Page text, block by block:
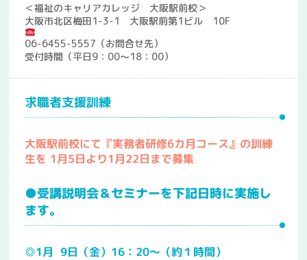
＜福祉のキャリアカレッジ 大阪駅前校＞
大阪市北区梅田1-3-1 大阪駅前第1ビル 10F
06-6455-5557（お問合せ先）
受付時間（平日9：00～18：00）
求職者支援訓練
大阪駅前校にて『実務者研修6カ月コース』の訓練
生を 1月5日より1月22日まで募集
●受講説明会＆セミナーを下記日時に実施し
ます。
◎1月 9日（金）16：20～（約１時間）